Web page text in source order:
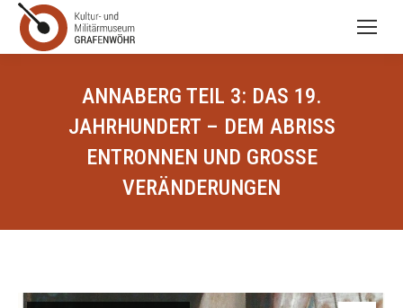
ANNABERG TEIL 3: DAS 19.
JAHRHUNDERT – DEM ABRISS
ENTRONNEN UND GROSSE V
ERÄNDERUNGEN